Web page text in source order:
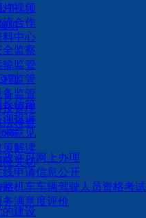
片视频
流合作
料中心
开
职
全监察
输监管
程监管
备监管
技管理
法检查
流
长信箱
询投诉
求意见
策解读
应关切
事
政许可网上办理
线申请信息公开
路机车车辆驾驶人员资格考试
务满意度评价
栏
的建设